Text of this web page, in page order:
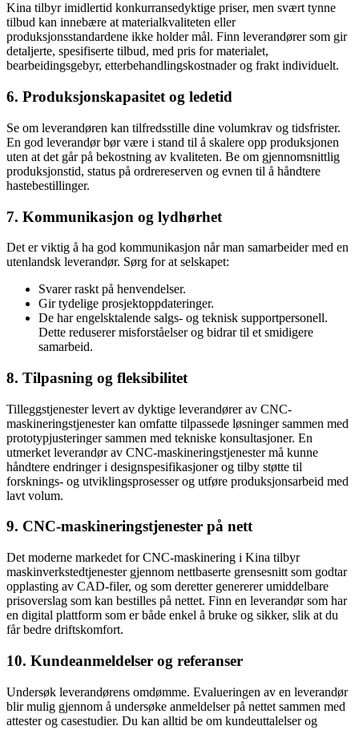
Kina tilbyr imidlertid konkurransedyktige priser, men svært tynne
tilbud kan innebære at materialkvaliteten eller
produksjonsstandardene ikke holder mål. Finn leverandører som gir
detaljerte, spesifiserte tilbud, med pris for materialet,
bearbeidingsgebyr, etterbehandlingskostnader og frakt individuelt.
6. Produksjonskapasitet og ledetid
Se om leverandøren kan tilfredsstille dine volumkrav og tidsfrister.
En god leverandør bør være i stand til å skalere opp produksjonen
uten at det går på bekostning av kvaliteten. Be om gjennomsnittlig
produksjonstid, status på ordrereserven og evnen til å håndtere
hastebestillinger.
7. Kommunikasjon og lydhørhet
Det er viktig å ha god kommunikasjon når man samarbeider med en
utenlandsk leverandør. Sørg for at selskapet:
Svarer raskt på henvendelser.
Gir tydelige prosjektoppdateringer.
De har engelsktalende salgs- og teknisk supportpersonell.
Dette reduserer misforståelser og bidrar til et smidigere
samarbeid.
8. Tilpasning og fleksibilitet
Tilleggstjenester levert av dyktige leverandører av CNC-
maskineringstjenester kan omfatte tilpassede løsninger sammen med
prototypjusteringer sammen med tekniske konsultasjoner. En
utmerket leverandør av CNC-maskineringstjenester må kunne
håndtere endringer i designspesifikasjoner og tilby støtte til
forsknings- og utviklingsprosesser og utføre produksjonsarbeid med
lavt volum.
9. CNC-maskineringstjenester på nett
Det moderne markedet for CNC-maskinering i Kina tilbyr
maskinverkstedtjenester gjennom nettbaserte grensesnitt som godtar
opplasting av CAD-filer, og som deretter genererer umiddelbare
prisoverslag som kan bestilles på nettet. Finn en leverandør som har
en digital plattform som er både enkel å bruke og sikker, slik at du
får bedre driftskomfort.
10. Kundeanmeldelser og referanser
Undersøk leverandørens omdømme. Evalueringen av en leverandør
blir mulig gjennom å undersøke anmeldelser på nettet sammen med
attester og casestudier. Du kan alltid be om kundeuttalelser og